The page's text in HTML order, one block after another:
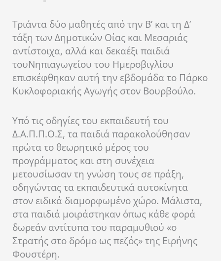
Τριάντα δύο μαθητές από την Β’ και τη Δ’
τάξη των Δημοτικών Οίας και Μεσαριάς
αντίστοιχα, αλλά και δεκαέξι παιδιά
τουΝηπιαγωγείου του Ημεροβιγλίου
επισκέφθηκαν αυτή την εβδομάδα το Πάρκο
Κυκλοφοριακής Αγωγής στον Βουρβούλο.
Υπό τις οδηγίες του εκπαιδευτή του
Δ.Α.Π.Π.Ο.Σ, τα παιδιά παρακολούθησαν
πρώτα το θεωρητικό μέρος του
προγράμματος και στη συνέχεια
μετουσίωσαν τη γνώση τους σε πράξη,
οδηγώντας τα εκπαιδευτικά αυτοκίνητα
στον ειδικά διαμορφωμένο χώρο. Μάλιστα,
στα παιδιά μοιράστηκαν όπως κάθε φορά
δωρεάν αντίτυπα του παραμυθιού «ο
Στρατής στο δρόμο ως πεζός» της Ειρήνης
Φουστέρη.